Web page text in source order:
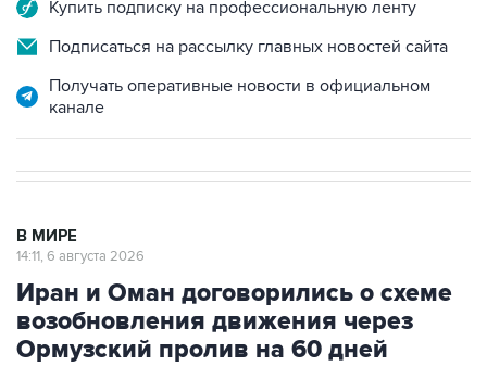
Купить подписку на профессиональную ленту
Подписаться на рассылку главных новостей сайта
Получать оперативные новости в официальном
канале
В МИРЕ
14:11, 6 августа 2026
Иран и Оман договорились о схеме
возобновления движения через
Ормузский пролив на 60 дней